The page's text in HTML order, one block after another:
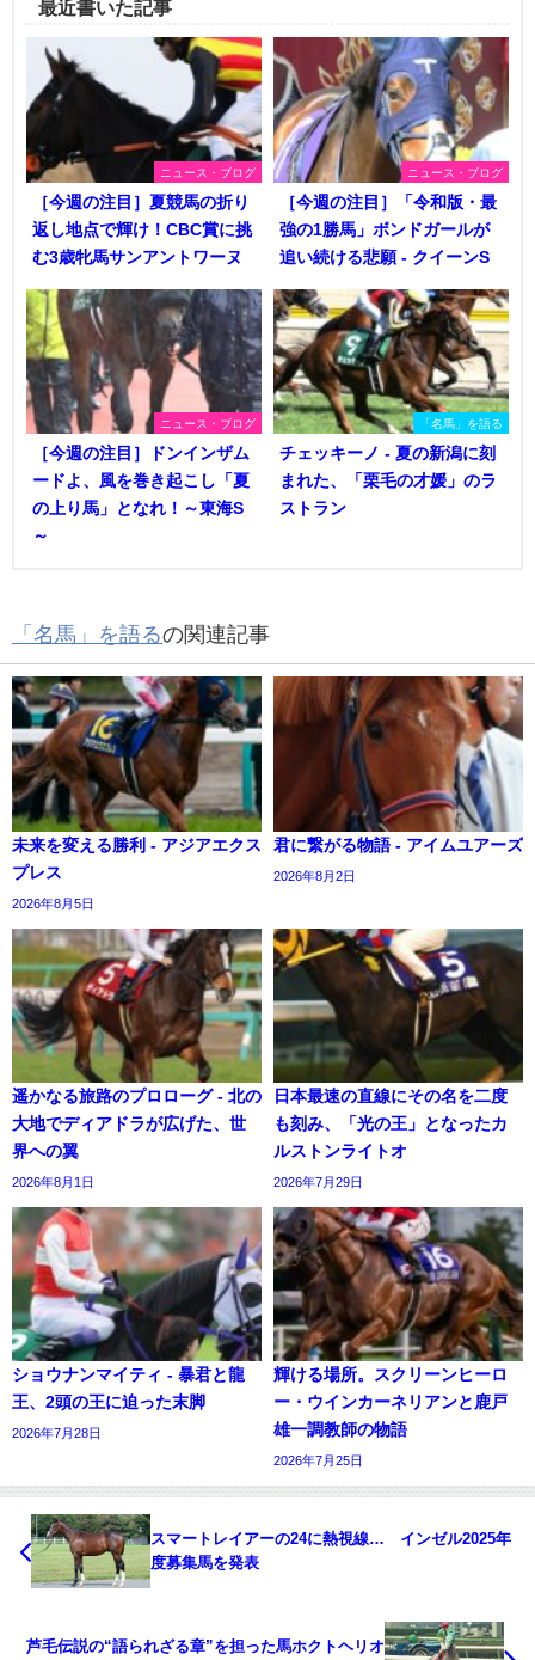
最近書いた記事
ニュース・ブログ
［今週の注目］夏競馬の折り
返し地点で輝け！CBC賞に挑
む3歳牝馬サンアントワーヌ
ニュース・ブログ
［今週の注目］「令和版・最
強の1勝馬」ボンドガールが
追い続ける悲願 - クイーンS
ニュース・ブログ
［今週の注目］ドンインザム
ードよ、風を巻き起こし「夏
の上り馬」となれ！～東海S
～
「名馬」を語る
チェッキーノ - 夏の新潟に刻
まれた、「栗毛の才媛」のラ
ストラン
「名馬」を語るの関連記事
未来を変える勝利 - アジアエクス
プレス
2026年8月5日
君に繋がる物語 - アイムユアーズ
2026年8月2日
遥かなる旅路のプロローグ - 北の
大地でディアドラが広げた、世
界への翼
2026年8月1日
日本最速の直線にその名を二度
も刻み、「光の王」となったカ
ルストンライトオ
2026年7月29日
ショウナンマイティ - 暴君と龍
王、2頭の王に迫った末脚
2026年7月28日
輝ける場所。スクリーンヒーロ
ー・ウインカーネリアンと鹿戸
雄一調教師の物語
2026年7月25日
スマートレイアーの24に熱視線… インゼル2025年
度募集馬を発表
芦毛伝説の“語られざる章”を担った馬ホクトヘリオ